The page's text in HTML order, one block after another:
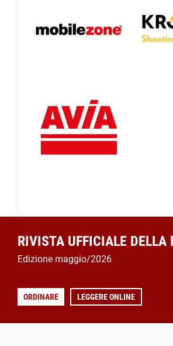
RIVISTA UFFICIALE DELLA
Edizione maggio/2026
ORDINARE LEGGERE ONLINE